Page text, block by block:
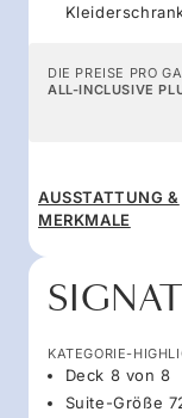
DIE PREISE PRO
ALL-INCLUSIVE
AUSSTATTUNG &
MERKMALE
KATEGORIE-
Deck 8 von 8
Suite-Größe